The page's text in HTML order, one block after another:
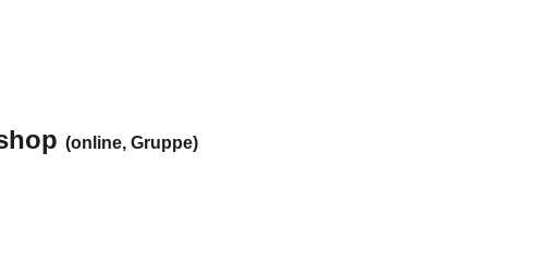
(online, Gruppe)